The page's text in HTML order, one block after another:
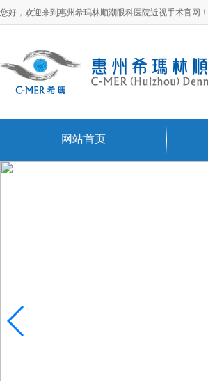
您好，欢迎来到惠州希玛林顺潮眼科医院近视手术官网！
网站首页